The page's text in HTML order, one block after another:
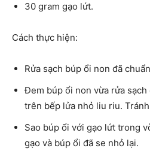
30 gram gạo lứt.
Cách thực hiện:
Rửa sạch búp ổi non đã
Đem búp ổi non vừa rửa
trên bếp lửa nhỏ liu riu.
Sao búp ổi với gạo lứt trong
gạo và búp ổi đã se nhỏ lại.